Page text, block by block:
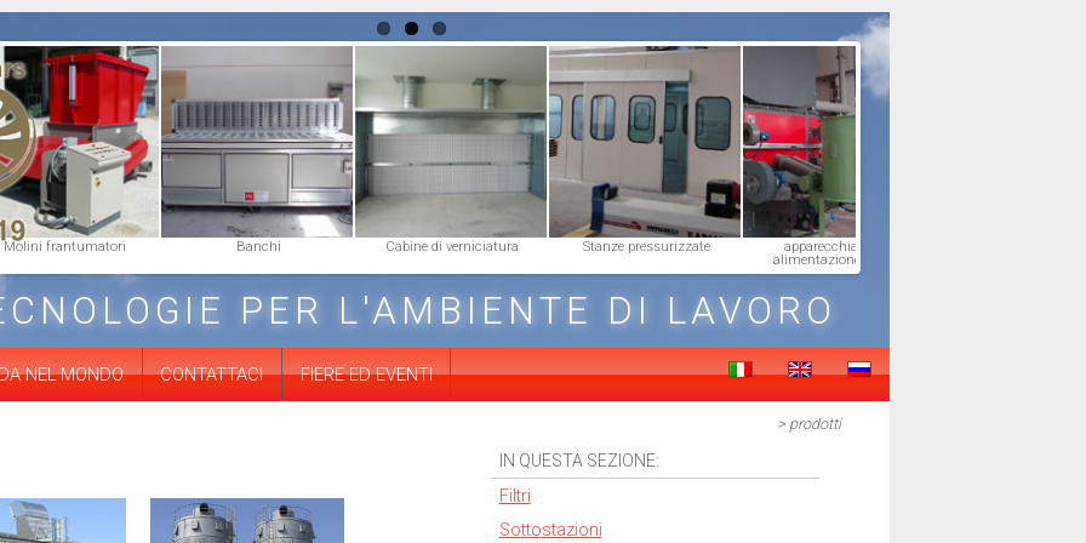
Molini frantumatori Banchi Cabine di verniciatura Stanze pressurizzate
apparecchiature di
alimentazione caldaia
PER L'AMBIENTE DI LAVORO
NEL MONDO CONTATTACI FIERE ED EVENTI
> prodotti
IN QUESTA SEZIONE:
Filtri
Sottostazioni